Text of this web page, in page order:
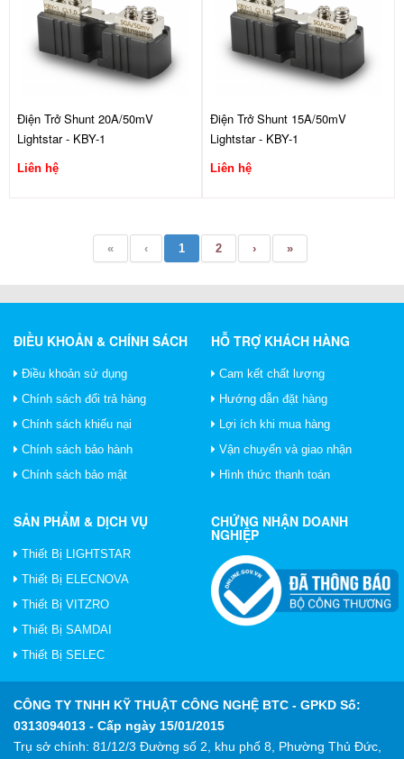
Điện Trở Shunt 20A/50mV
Lightstar - KBY-1
Liên hệ
Điện Trở Shunt 15A/50mV
Lightstar - KBY-1
Liên hệ
« ‹ 1 2 › »
ĐIỀU KHOẢN & CHÍNH SÁCH
Điều khoản sử dụng
Chính sách đổi trả hàng
Chính sách khiếu nại
Chính sách bảo hành
Chính sách bảo mật
HỖ TRỢ KHÁCH HÀNG
Cam kết chất lượng
Hướng dẫn đặt hàng
Lợi ích khi mua hàng
Vận chuyển và giao nhận
Hình thức thanh toán
SẢN PHẨM & DỊCH VỤ
Thiết Bị LIGHTSTAR
Thiết Bị ELECNOVA
Thiết Bị VITZRO
Thiết Bị SAMDAI
Thiết Bị SELEC
CHỨNG NHẬN DOANH
NGHIỆP
CÔNG TY TNHH KỸ THUẬT CÔNG NGHỆ BTC - GPKD Số:
0313094013 - Cấp ngày 15/01/2015
Trụ sở chính: 81/12/3 Đường số 2, khu phố 8, Phường Thủ Đức,